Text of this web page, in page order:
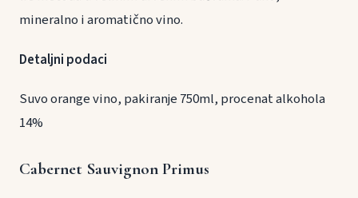
mineralno i aromatično vino.
Detaljni podaci
Suvo orange vino, pakiranje 750ml, procenat alkohola
14%
Cabernet Sauvignon Primus